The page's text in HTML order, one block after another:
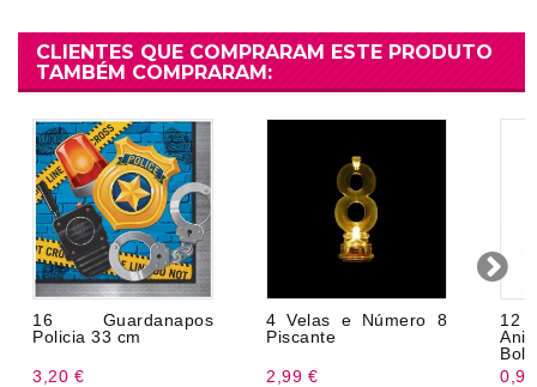
CLIENTES QUE COMPRARAM ESTE PRODUTO
TAMBÉM COMPRARAM:
16 Guardanapos
Policia 33 cm
3,20 €
4 Velas e Número 8
Piscante
2,99 €